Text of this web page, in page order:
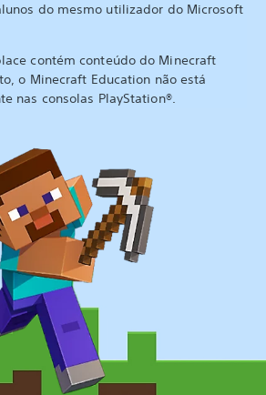
do mesmo utilizador do Microsoft
contém conteúdo do Minecraft
o Minecraft Education não está
nas consolas PlayStation®.